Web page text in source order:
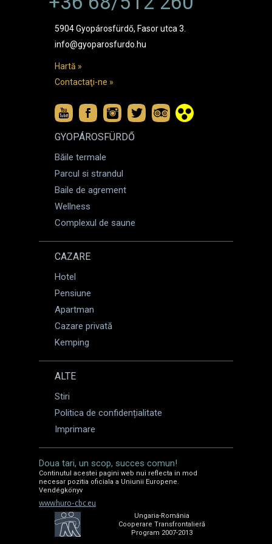
5904 Gyopárosfürdő, Fasor utca 3.
info@gyoparosfurdo.hu
Hartă »
Contactaţi-ne »
GYOPÁROSFÜRDŐ
Băile termale
Parcul si strandul
Baile de agrement
Wellness
Complexul de saune
CAZARE
Hotel
Pensiune
Apartman
Cazare privată
Kemping
ALTE
Stiri
Politica de confidențialitate
Imprimare
Doua tari, un scop, succes comun!
Continutul acestei pagini web nui reflecta in mod
necesar pozitia oficiala a Uniunii Europene.
Vendégkönyv
www.huro-cbc.eu
Ungaria-România
Cooperare Transfrontalieră
Program 2007-2013